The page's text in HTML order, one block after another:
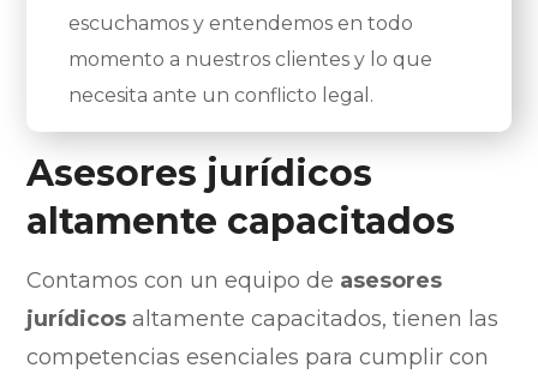
escuchamos y entendemos en todo
momento a nuestros clientes y lo que
necesita ante un conflicto legal.
Asesores jurídicos
altamente capacitados
Contamos con un equipo de asesores
jurídicos altamente capacitados, tienen las
competencias esenciales para cumplir con